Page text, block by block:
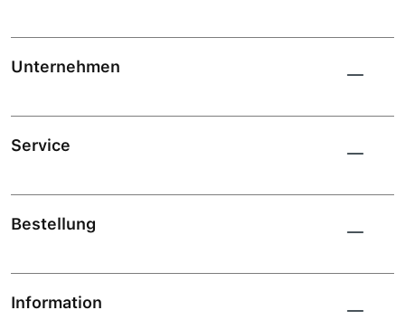
Unternehmen
Service
Bestellung
Information